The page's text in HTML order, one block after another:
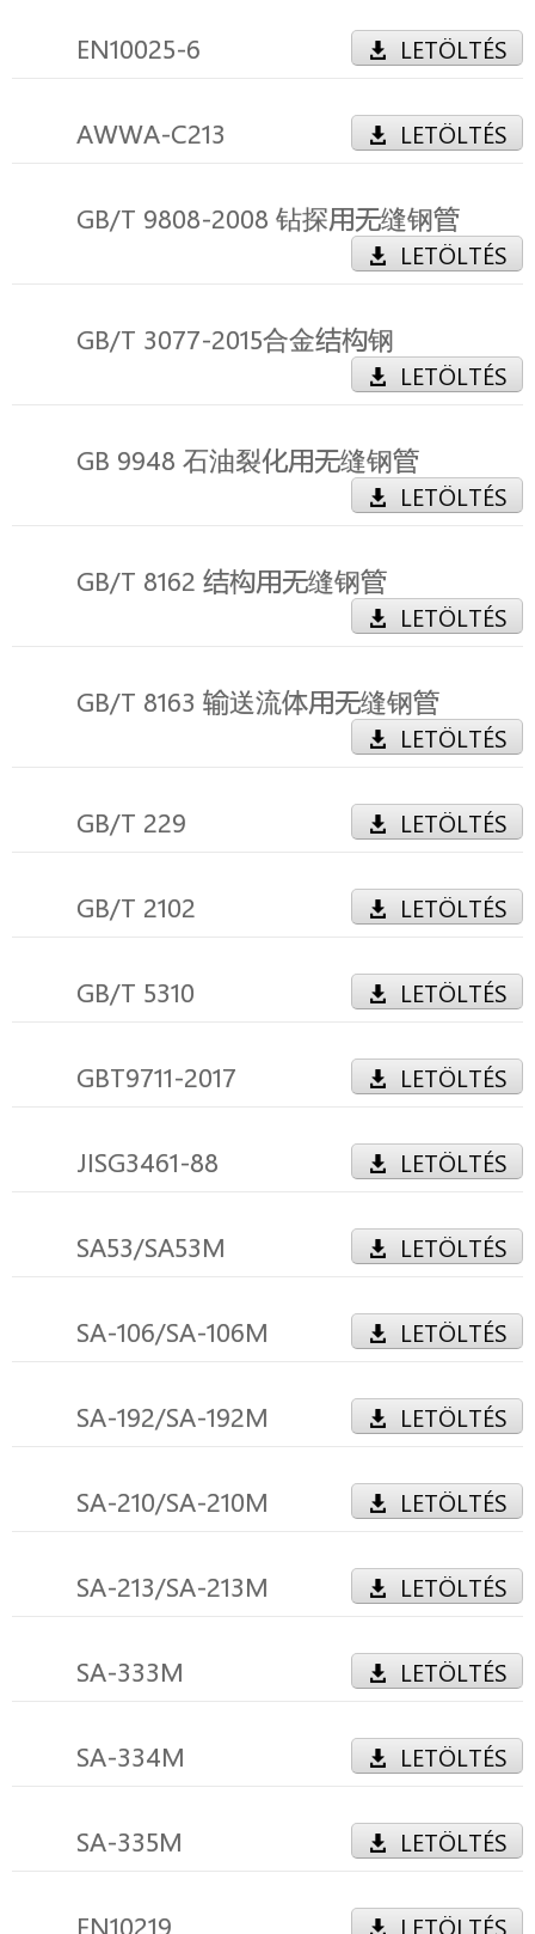
EN10025-6 LETÖLTÉS
AWWA-C213 LETÖLTÉS
GB/T 9808-2008 钻探用无缝钢管
LETÖLTÉS
GB/T 3077-2015合金结构钢
LETÖLTÉS
GB 9948 石油裂化用无缝钢管
LETÖLTÉS
GB/T 8162 结构用无缝钢管
LETÖLTÉS
GB/T 8163 输送流体用无缝钢管
LETÖLTÉS
GB/T 229 LETÖLTÉS
GB/T 2102 LETÖLTÉS
GB/T 5310 LETÖLTÉS
GBT9711-2017 LETÖLTÉS
JISG3461-88 LETÖLTÉS
SA53/SA53M LETÖLTÉS
SA-106/SA-106M LETÖLTÉS
SA-192/SA-192M LETÖLTÉS
SA-210/SA-210M LETÖLTÉS
SA-213/SA-213M LETÖLTÉS
SA-333M LETÖLTÉS
SA-334M LETÖLTÉS
SA-335M LETÖLTÉS
EN10219 LETÖLTÉS